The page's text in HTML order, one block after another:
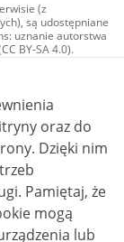
(z
są udostępniane
uznanie autorstwa
BY-SA 4.0).
materiały
typu
użycie
4.0 (CC BY-
inaczej.
oraz do
nim
że
mogą
lub